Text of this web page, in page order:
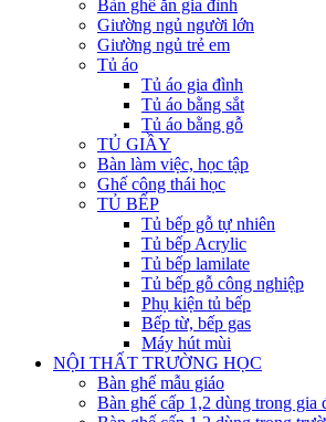
Bàn ghế ăn gia đình
Giường ngủ người lớn
Giường ngủ trẻ em
Tủ áo
Tủ áo gia đình
Tủ áo bằng sắt
Tủ áo bằng gỗ
TỦ GIẦY
Bàn làm việc, học tập
Ghế công thái học
TỦ BẾP
Tủ bếp gỗ tự nhiên
Tủ bếp Acrylic
Tủ bếp lamilate
Tủ bếp gỗ công nghiệp
Phụ kiện tủ bếp
Bếp từ, bếp gas
Máy hút mùi
NỘI THẤT TRƯỜNG HỌC
Bàn ghế mẫu giáo
Bàn ghế cấp 1,2 dùng trong gia